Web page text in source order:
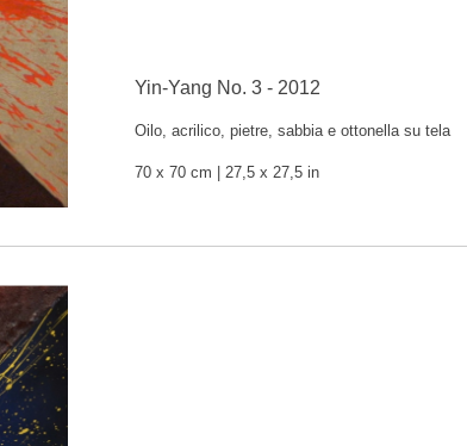
Yin-Yang No. 3 - 2012
Oilo, acrilico, pietre, sabbia e ottonella su tela
70 x 70 cm | 27,5 x 27,5 in